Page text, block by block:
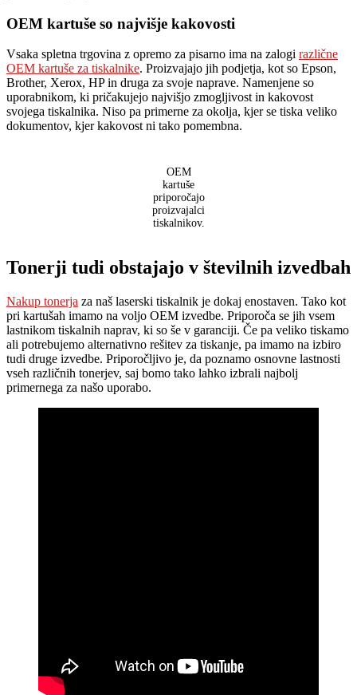
OEM kartuše so najvišje kakovosti
Vsaka spletna trgovina z opremo za pisarno ima na zalogi različne
OEM kartuše za tiskalnike. Proizvajajo jih podjetja, kot so Epson,
Brother, Xerox, HP in druga za svoje naprave. Namenjene so
uporabnikom, ki pričakujejo najvišjo zmogljivost in kakovost
svojega tiskalnika. Niso pa primerne za okolja, kjer se tiska veliko
dokumentov, kjer kakovost ni tako pomembna.
OEM
kartuše
priporočajo
proizvajalci
tiskalnikov.
Tonerji tudi obstajajo v številnih izvedbah
Nakup tonerja za naš laserski tiskalnik je dokaj enostaven. Tako kot
pri kartušah imamo na voljo OEM izvedbe. Priporoča se jih vsem
lastnikom tiskalnih naprav, ki so še v garanciji. Če pa veliko tiskamo
ali potrebujemo alternativno rešitev za tiskanje, pa imamo na izbiro
tudi druge izvedbe. Priporočljivo je, da poznamo osnovne lastnosti
vseh različnih tonerjev, saj bomo tako lahko izbrali najbolj
primernega za našo uporabo.